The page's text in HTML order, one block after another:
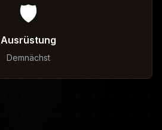
🛡️
Ausrüstung
Demnächst